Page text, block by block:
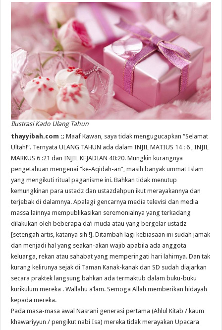
Ilustrasi Kado Ulang Tahun
thayyibah.com :;Maaf Kawan, saya tidak mengugucapkan “Selamat
Ultah!”. Ternyata ULANG TAHUN ada dalam INJIL MATIUS 14 : 6 , INJIL
MARKUS 6 :21 dan INJIL KEJADIAN 40:20. Mungkin kurangnya
pengetahuan mengenai “ke-Aqidah-an”, masih banyak ummat Islam
yang mengikuti ritual paganisme ini. Bahkan tidak menutup
kemungkinan para ustadz dan ustazdahpun ikut merayakannya dan
terjebak di dalamnya. Apalagi gencarnya media televisi dan media
massa lainnya mempublikasikan seremonialnya yang terkadang
dilakukan oleh beberapa da’i muda atau yang bergelar ustadz
[setengah artis, katanya sih !]. Ditambah lagi kebiasaan ini sudah jamak
dan menjadi hal yang seakan-akan wajib apabila ada anggota
keluarga, rekan atau sahabat yang memperingati hari lahirnya. Dan tak
kurang kelirunya sejak di Taman Kanak-kanak dan SD sudah diajarkan
secara praktek langsung bahkan ada termaktub dalam buku-buku
kurikulum mereka . Wallahu a’lam. Semoga Allah memberikan hidayah
kepada mereka.
Pada masa-masa awal Nasrani generasi pertama (Ahlul Kitab / kaum
khawariyyun / pengikut nabi Isa) mereka tidak merayakan Upacara